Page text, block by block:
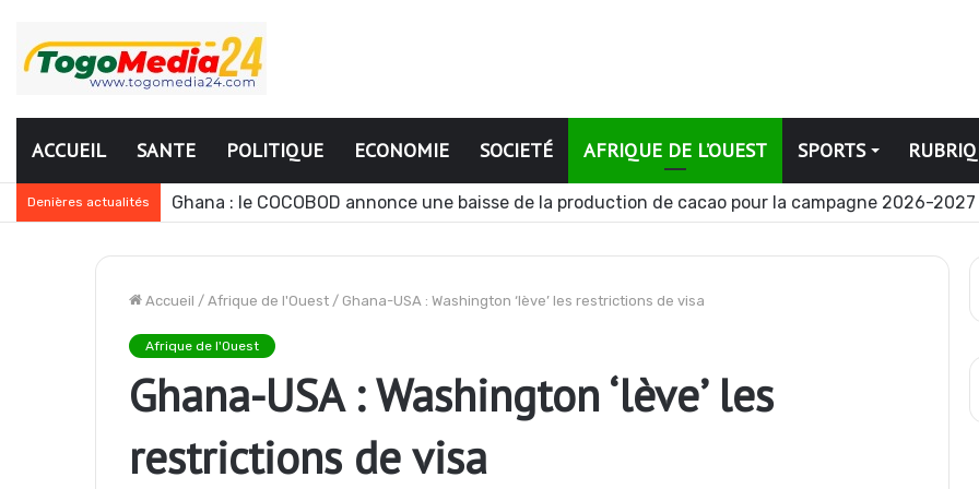
ACCUEIL SANTE POLITIQUE ECONOMIE SOCIETÉ AFRIQUE DE L’OUEST SPORTS
Denières actualités Ghana : le COCOBOD annonce une baisse de la production de cacao pour la campagne 2026-2027
Accueil / Afrique de l'Ouest / Ghana-USA : Washington ‘lève’ les restrictions de visa
Afrique de l'Ouest
Ghana-USA : Washington ‘lève’ les
restrictions de visa